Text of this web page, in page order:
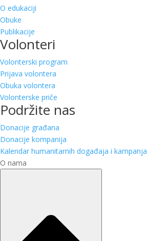
O edukaciji
Obuke
Publikacije
Volonteri
Volonterski program
Prijava volontera
Obuka volontera
Volonterske priče
Podržite nas
Donacije građana
Donacije kompanija
Kalendar humanitarnih događaja i kampanja
O nama